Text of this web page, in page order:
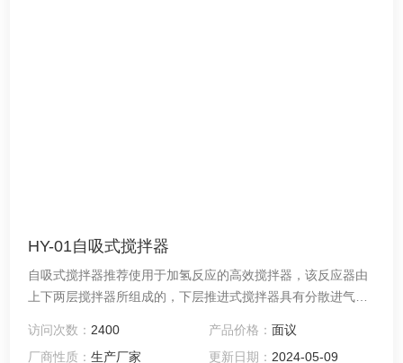
HY-01自吸式搅拌器
自吸式搅拌器推荐使用于加氢反应的高效搅拌器，该反应器由
上下两层搅拌器所组成的，下层推进式搅拌器具有分散进气和
入并有效分散于液相中的特殊功能，从而大幅度提高了气、液
访问次数： 2400 产品价格： 面议
厂商性质：生产厂家 更新日期： 2024-05-09